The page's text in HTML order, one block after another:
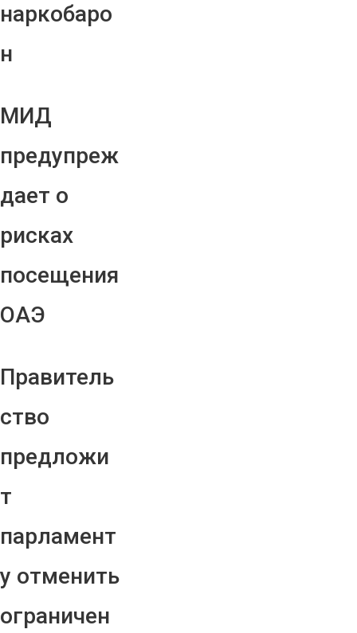
наркобаро
н
МИД
предупреж
дает о
рисках
посещения
ОАЭ
Правитель
ство
предложи
т
парламент
у отменить
ограничен